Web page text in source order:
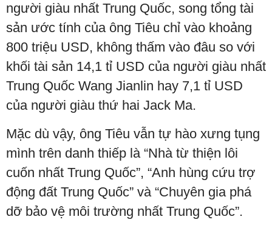
người giàu nhất Trung Quốc, song tổng tài
sản ước tính của ông Tiêu chỉ vào khoảng
800 triệu USD, không thấm vào đâu so với
khối tài sản 14,1 tỉ USD của người giàu nhất
Trung Quốc Wang Jianlin hay 7,1 tỉ USD
của người giàu thứ hai Jack Ma.
Mặc dù vậy, ông Tiêu vẫn tự hào xưng tụng
mình trên danh thiếp là “Nhà từ thiện lôi
cuốn nhất Trung Quốc”, “Anh hùng cứu trợ
động đất Trung Quốc” và “Chuyên gia phá
dỡ bảo vệ môi trường nhất Trung Quốc”.